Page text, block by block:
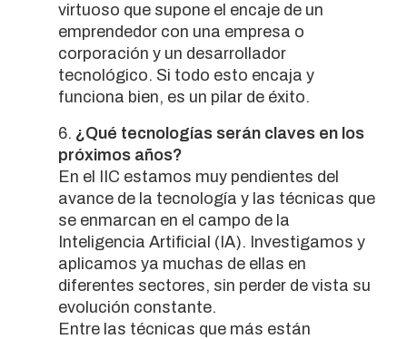
virtuoso que supone el encaje de un
emprendedor con una empresa o
corporación y un desarrollador
tecnológico. Si todo esto encaja y
funciona bien, es un pilar de éxito.
¿Qué tecnologías serán claves en los
próximos años?
En el IIC estamos muy pendientes del
avance de la tecnología y las técnicas que
se enmarcan en el campo de la
Inteligencia Artificial (IA). Investigamos y
aplicamos ya muchas de ellas en
diferentes sectores, sin perder de vista su
evolución constante.
Entre las técnicas que más están